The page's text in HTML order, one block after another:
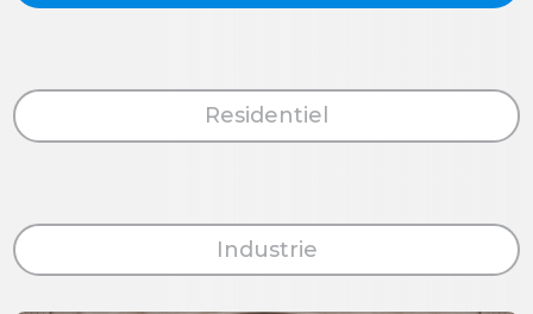
Residentiel
Industrie